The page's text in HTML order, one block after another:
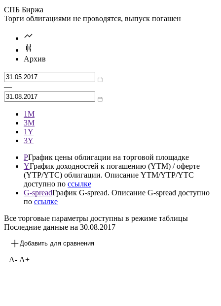
СПБ Биржа
Торги облигациями не проводятся, выпуск погашен
Архив
—
1М
3М
1Y
3Y
PГрафик цены облигации на торговой площадке
YГрафик доходностей к погашению (YTM) / оферте
(YTP/YTC) облигации. Описание YTM/YTP/YTC
доступно по ссылке
G-spreadГрафик G-spread. Описание G-spread доступно
по ссылке
Все торговые параметры доступны в режиме таблицы
Последние данные на 30.08.2017
Добавить для сравнения